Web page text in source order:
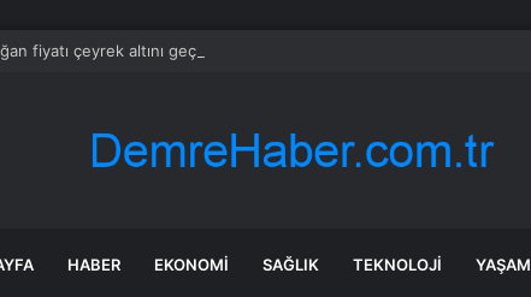
fiyatı çeyrek altını geçti, vatandaş isyan etti
HABER EKONOMI SAĞLIK TEKNOLOJI YAŞAM